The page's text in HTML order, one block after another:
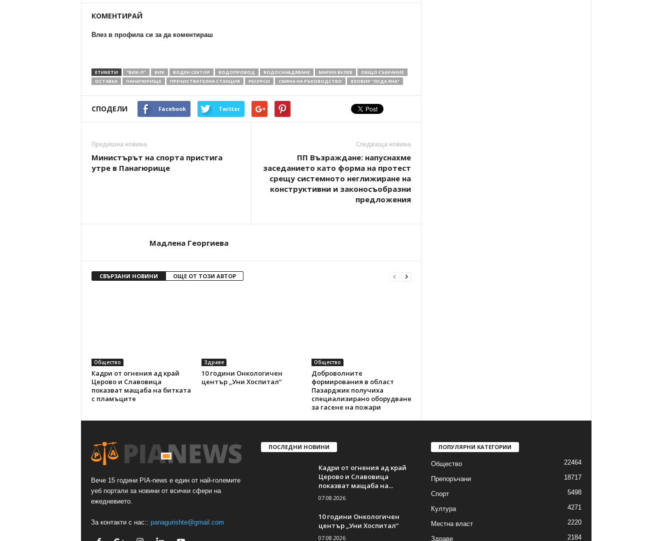
КОМЕНТИРАЙ
Влез в профила си за да коментираш
ЕТИКЕТИ "ВИК-П" ВИК ВОДЕН СЕКТОР ВОДОПРОВОД ВОДОСНАБДЯВАНЕ МАРИН ВУЛЕВ
ОБЩО СЪБРАНИЕ
ОСТАВКА
ПАНАГЮРИЩЕ ПРЕЧИСТВАТЕЛНА СТАНЦИЯ РЕСУРСИ СМЯНА НА РЪКОВОДСТВО ЯЗОВИР "ЛУДА ЯНА"
СПОДЕЛИ Facebook Twitter
Предишна новина
Министърът на спорта пристига
утре в Панагюрище
Следваща новина
ПП Възраждане: напуснахме
заседанието като форма на протест
срещу системното неглижиране на
конструктивни и законосъобразни
предложения
Мадлена Георгиева
СВЪРЗАНИ НОВИНИ ОЩЕ ОТ ТОЗИ АВТОР
Общество
Кадри от огнения ад край
Церово и Славовица
показват мащаба на битката
с пламъците
Здраве
10 години Онкологичен
център „Уни Хоспитал“
Общество
Доброволните
формирования в област
Пазарджик получиха
специализирано оборудване
за гасене на пожари
Вече 15 години PIA-news е един от най-големите
уеб портали за новини от всички сфери на
ежедневието.
За контакти с нас:: panagurishte@gmail.com
ПОСЛЕДНИ НОВИНИ
Кадри от огнения ад край
Церово и Славовица
показват мащаба на...
07.08.2026
10 години Онкологичен
център „Уни Хоспитал“
07.08.2026
ПОПУЛЯРНИ КАТЕГОРИИ
Общество 22464
Препоръчани 18717
Спорт 5498
Култура 4271
Местна власт 2220
Здраве 2184